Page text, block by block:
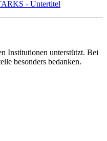
Institutionen unterstützt. Bei
besonders bedanken.